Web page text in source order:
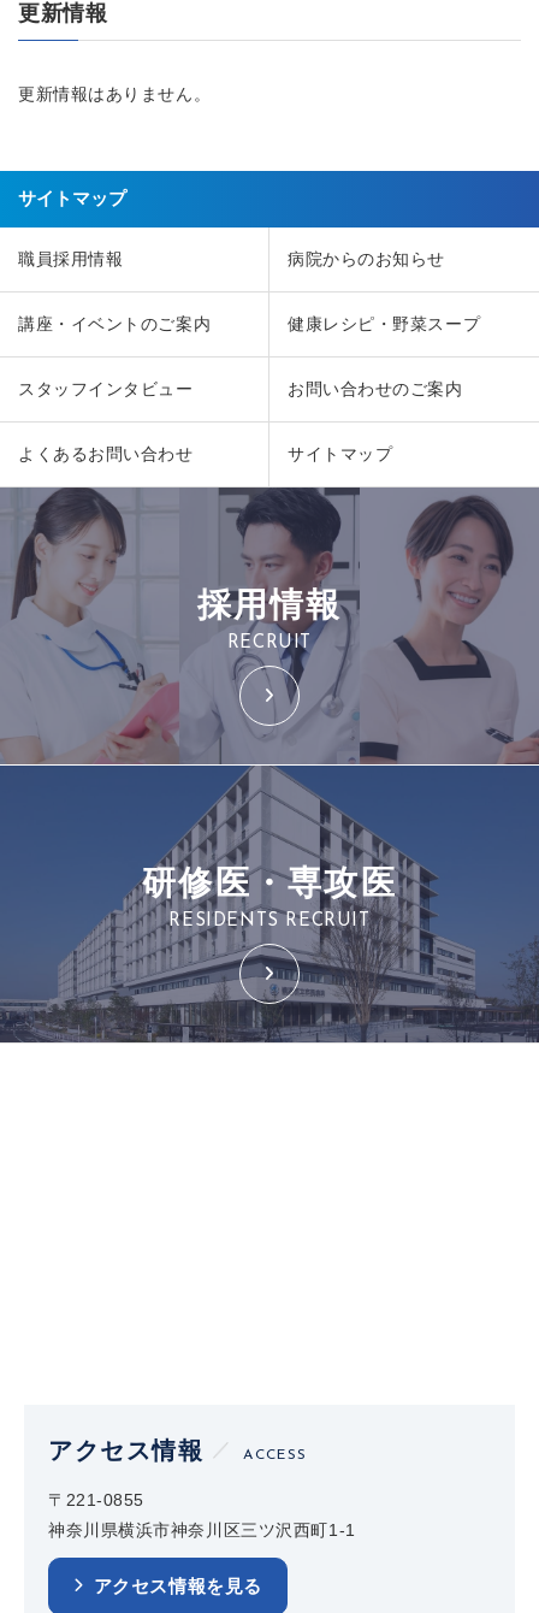
更新情報
更新情報はありません。
サイトマップ
職員採用情報 病院からのお知らせ
講座・イベントのご案内 健康レシピ・野菜スープ
スタッフインタビュー お問い合わせのご案内
よくあるお問い合わせ サイトマップ
採用情報
RECRUIT
研修医・専攻医
RESIDENTS RECRUIT
アクセス情報 ACCESS
〒221-0855
神奈川県横浜市神奈川区三ツ沢西町1-1
アクセス情報を見る